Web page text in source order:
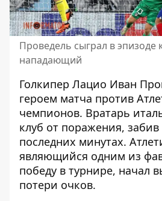
Проведель сыграл в эпизоде
нападающий
Голкипер Лацио Иван
героем матча против
чемпионов. Вратарь
клуб от поражения, забив
последних минутах.
являющийся одним из
победу в турнире, начал
потери очков.